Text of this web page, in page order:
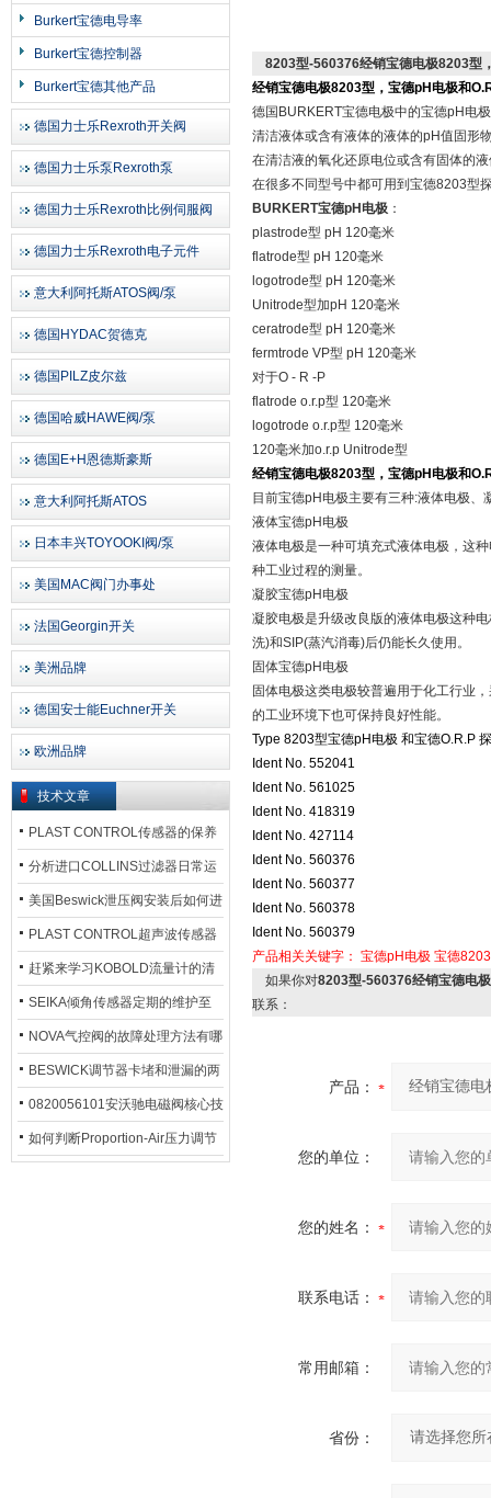
Burkert宝德电导率
Burkert宝德控制器
Burkert宝德其他产品
德国力士乐Rexroth开关阀
德国力士乐泵Rexroth泵
德国力士乐Rexroth比例伺服阀
德国力士乐Rexroth电子元件
意大利阿托斯ATOS阀/泵
德国HYDAC贺德克
德国PILZ皮尔兹
德国哈威HAWE阀/泵
德国E+H恩德斯豪斯
意大利阿托斯ATOS
日本丰兴TOYOOKI阀/泵
美国MAC阀门办事处
法国Georgin开关
美洲品牌
德国安士能Euchner开关
欧洲品牌
技术文章
PLAST CONTROL传感器的保养
方法
分析进口COLLINS过滤器日常运
行排污步骤
美国Beswick泄压阀安装后如何进
行调试?
PLAST CONTROL超声波传感器
工作原理了解吗？
赶紧来学习KOBOLD流量计的清
洗流程吧
SEIKA倾角传感器定期的维护至
关重要
NOVA气控阀的故障处理方法有哪
些？
BESWICK调节器卡堵和泄漏的两
大问题解决措施
0820056101安沃驰电磁阀核心技
术参数
如何判断Proportion-Air压力调节
8203型-560376经销宝德电极8203型
经销宝德电极8203型，宝德pH电极和
德国BURKERT宝德电极中的宝德pH电
清洁液体或含有液体的液体的pH值固形
在清洁液的氧化还原电位或含有固体的
在很多不同型号中都可用到宝德8203型
BURKERT宝德pH电极 ：
plastrode型 pH 120毫米
flatrode型 pH 120毫米
logotrode型 pH 120毫米
Unitrode型加pH 120毫米
ceratrode型 pH 120毫米
fermtrode VP型 pH 120毫米
对于O - R -P
flatrode o.r.p型 120毫米
logotrode o.r.p型 120毫米
120毫米加o.r.p Unitrode型
经销宝德电极8203型，宝德pH电极和
目前宝德pH电极主要有三种:液体电极、
液体宝德pH电极
液体电极是一种可填充式液体电极，这
种工业过程的测量。
凝胶宝德pH电极
凝胶电极是升级改良版的液体电极这种
洗)和SIP(蒸汽消毒)后仍能长久使用。
固体宝德pH电极
固体电极这类电极较普遍用于化工行业
的工业环境下也可保持良好性能。
Type 8203型宝德pH电极 和宝德O.R.P
Ident No. 552041
Ident No. 561025
Ident No. 418319
Ident No. 427114
Ident No. 560376
Ident No. 560377
Ident No. 560378
Ident No. 560379
产品相关关键字： 宝德pH电极 宝德
如果你对8203型-560376经销宝德电
联系：
产品：
您的单位：
您的姓名：
联系电话：
常用邮箱：
省份：